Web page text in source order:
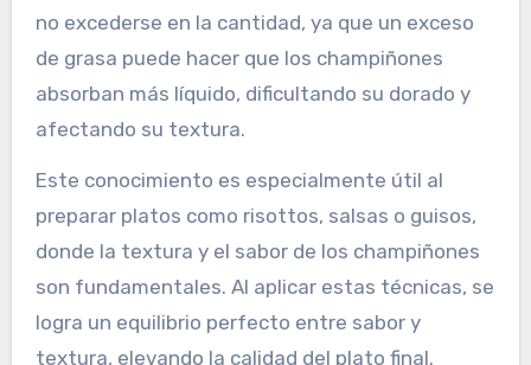
no excederse en la cantidad, ya que un exceso
de grasa puede hacer que los champiñones
absorban más líquido, dificultando su dorado y
afectando su textura.
Este conocimiento es especialmente útil al
preparar platos como risottos, salsas o guisos,
donde la textura y el sabor de los champiñones
son fundamentales. Al aplicar estas técnicas, se
logra un equilibrio perfecto entre sabor y
textura, elevando la calidad del plato final.